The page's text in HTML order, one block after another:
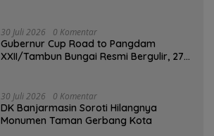
30 Juli 2026 0 Komentar
Gubernur Cup Road to Pangdam
XXII/Tambun Bungai Resmi Bergulir, 27
30 Juli 2026 0 Komentar
DK Banjarmasin Soroti Hilangnya
Monumen Taman Gerbang Kota